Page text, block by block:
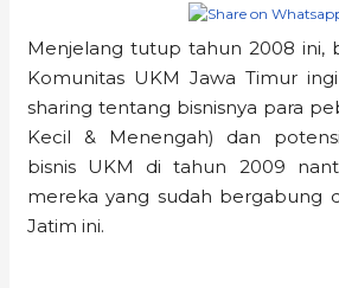
Menjelang tutup tahun 2008 ini,
Komunitas UKM Jawa Timur
sharing tentang bisnisnya para
Kecil & Menengah) dan
bisnis UKM di tahun 2009
mereka yang sudah bergabung
Jatim ini.